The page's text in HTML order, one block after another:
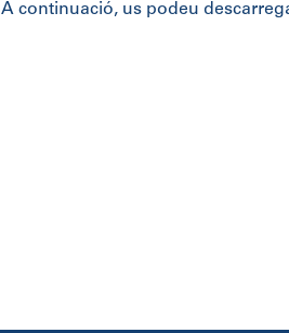
A continuació, us podeu